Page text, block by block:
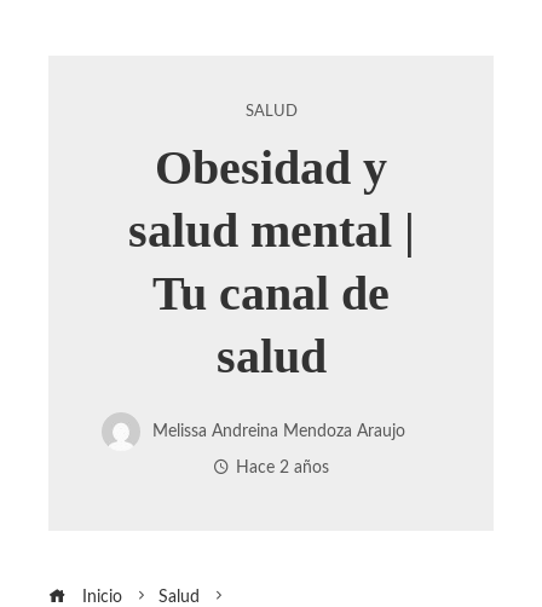
SALUD
Obesidad y
salud mental |
Tu canal de
salud
Melissa Andreina Mendoza Araujo
Hace 2 años
Inicio
Salud